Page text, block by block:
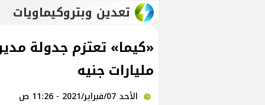
تعدين وبتروكيماويات
مليارات جنيه
الأحد 07/فبراير/2021 - 11:26 ص